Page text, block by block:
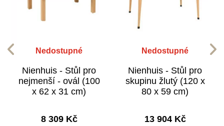
Nedostupné
Nienhuis - Stůl pro
nejmenší - ovál (100
x 62 x 31 cm)
8 309 Kč
Nedostupné
Nienhuis - Stůl pro
skupinu žlutý (120 x
80 x 59 cm)
13 904 Kč